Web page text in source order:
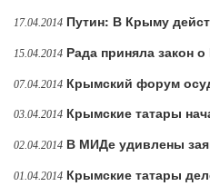
17.04.2014 Путин: В Крыму
15.04.2014 Рада приняла закон
07.04.2014 Крымский форум
03.04.2014 Крымские татары
02.04.2014 В МИДе удивлены
01.04.2014 Крымские татары